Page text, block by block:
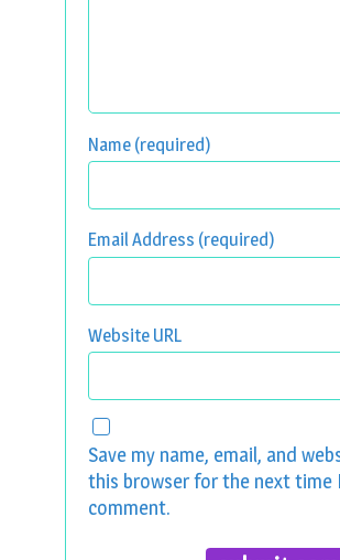
Name (required)
Email Address (required)
Website URL
Save my name, email, and
this browser for the next time I
comment.